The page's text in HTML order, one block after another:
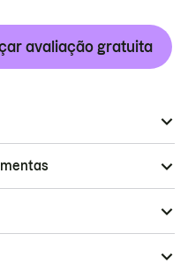
avaliação gratuita